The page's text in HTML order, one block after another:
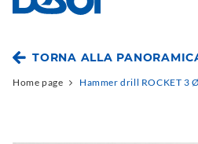
TORNA ALLA
Home page Hammer drill ROCKET 3